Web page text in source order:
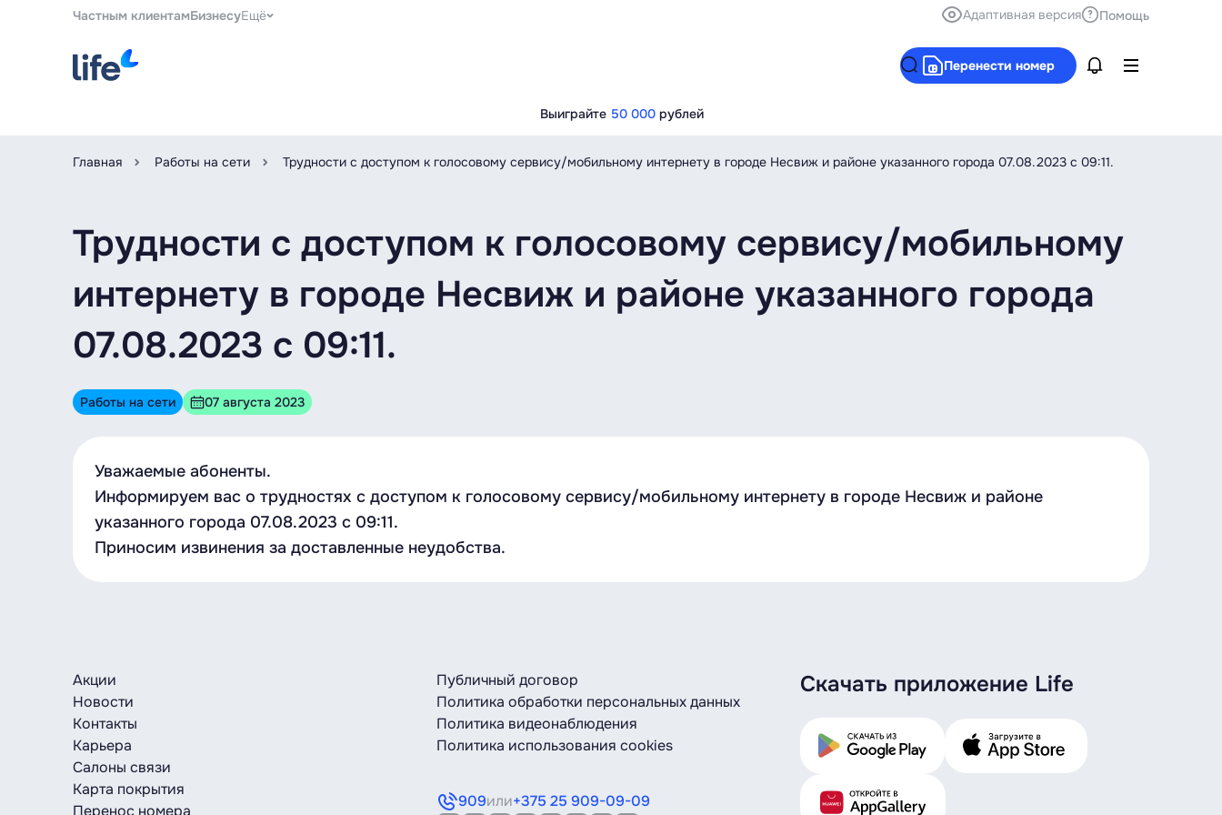
Частным клиентамБизнесуЕщё Адаптивная версия Помощь
Перенести номер
Выиграйте 50 000 рублей
Главная Работы на сети Трудности с доступом к голосовому сервису/мобильному интернету в городе Несвиж и районе указанного города 07.08.2023 с 09:11.
Трудности с доступом к голосовому сервису/мобильному
интернету в городе Несвиж и районе указанного города
07.08.2023 с 09:11.
Работы на сети 07 августа 2023
Уважаемые абоненты.
Информируем вас о трудностях с доступом к голосовому сервису/мобильному интернету в городе Несвиж и районе
указанного города 07.08.2023 с 09:11.
Приносим извинения за доставленные неудобства.
Акции
Новости
Контакты
Карьера
Салоны связи
Карта покрытия
Перенос номера
Публичный договор
Политика обработки персональных данных
Политика видеонаблюдения
Политика использования cookies
909или+375 25 909-09-09
Скачать приложение Life